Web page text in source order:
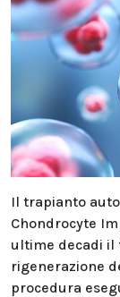
Il trapianto
Chondrocyte
ultime decadi
rigenerazione
procedura